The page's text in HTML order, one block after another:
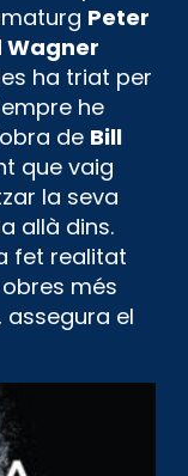
Peter
Wagner
ha triat per
he
de Bill
que vaig
la seva
allà dins.
fet realitat
més
assegura el